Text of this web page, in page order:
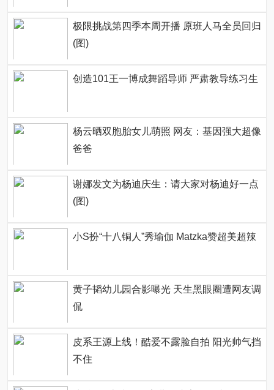
极限挑战第四季本周开播 原班人马全员回归
(图)
创造101王一博成舞蹈导师 严肃教导练习生
杨云晒双胞胎女儿萌照 网友：基因强大超像
爸爸
谢娜发文为杨迪庆生：请大家对杨迪好一点
(图)
小S扮“十八铜人”秀瑜伽 Matzka赞超美超辣
黄子韬幼儿园合影曝光 天生黑眼圈遭网友调
侃
皮系王源上线！酷爱不露脸自拍 阳光帅气挡
不住